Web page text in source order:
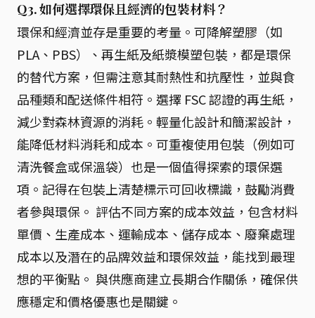
Q3. 如何選擇環保且經濟的包裝材料？
環保和經濟並存是重要的考量。可降解塑膠（如
PLA、PBS）、再生紙及紙漿模塑包裝，都是環保
的替代方案，但需注意其耐熱性和抗壓性，並與食
品種類和配送條件相符。選擇 FSC 認證的再生紙，
減少對森林資源的消耗。輕量化設計和簡潔設計，
能降低材料消耗和成本。可重複使用包裝（例如可
清洗餐盒或保溫袋）也是一個值得探索的環保選
項。記得在包裝上清楚標示可回收標識，鼓勵消費
者參與環保。 評估不同方案的成本效益，包含材料
單價、生產成本、運輸成本、儲存成本、廢棄處理
成本以及潛在的品牌效益和環保效益，能找到最理
想的平衡點。 與供應商建立長期合作關係，確保供
應穩定和價格優惠也是關鍵。